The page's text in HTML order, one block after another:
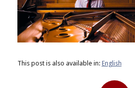
This post is also available in: English